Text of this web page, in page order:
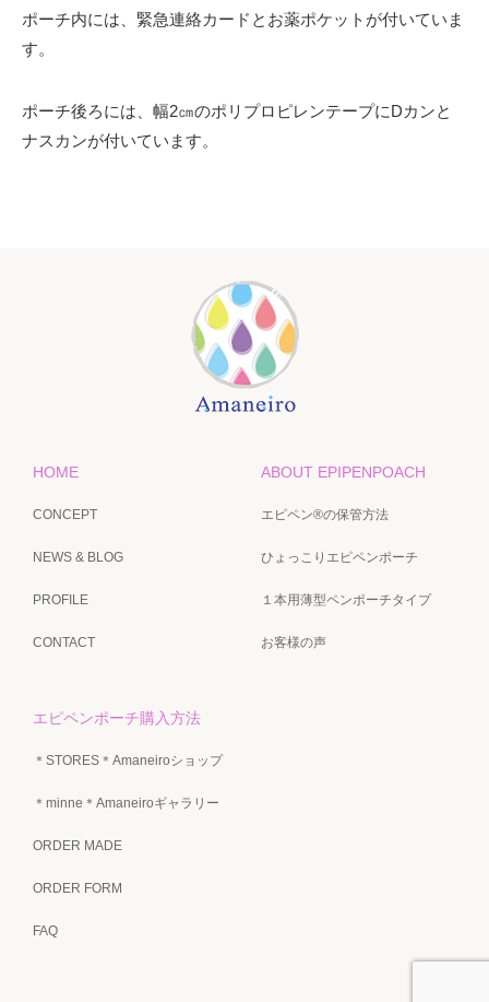
ポーチ内には、緊急連絡カードとお薬ポケットが付いていま
す。
ポーチ後ろには、幅2㎝のポリプロピレンテープにDカンと
ナスカンが付いています。
HOME
CONCEPT
NEWS & BLOG
PROFILE
CONTACT
ABOUT EPIPENPOACH
エピペン®の保管方法
ひょっこりエピペンポーチ
１本用薄型ペンポーチタイプ
お客様の声
エピペンポーチ購入方法
＊STORES＊Amaneiroショップ
＊minne＊Amaneiroギャラリー
ORDER MADE
ORDER FORM
FAQ